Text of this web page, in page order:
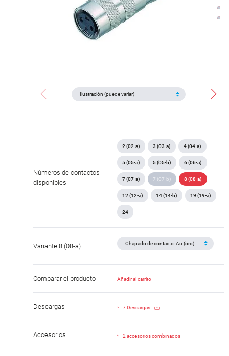
Números de contactos
disponibles
2 (02-a) 3 (03-a) 4 (04-a)
5 (05-a) 5 (05-b) 6 (06-a)
7 (07-a) 7 (07-b) 8 (08-a)
12 (12-a) 14 (14-b) 19 (19-a)
24
Variante 8 (08-a)
Comparar el producto Añadir al carrito
Descargas 7 Descargas
Accesorios 2 accesorios combinados